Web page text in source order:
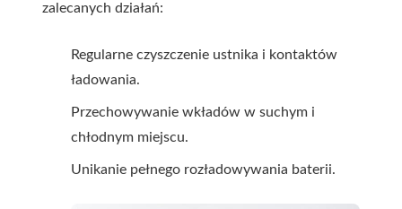
zalecanych działań:
Regularne czyszczenie ustnika i kontaktów
ładowania.
Przechowywanie wkładów w suchym i
chłodnym miejscu.
Unikanie pełnego rozładowywania baterii.